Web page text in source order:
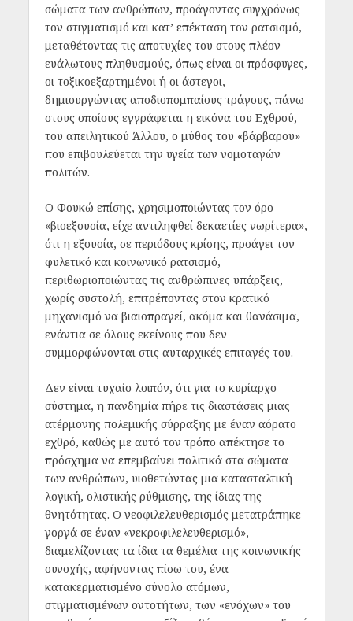
σώματα των ανθρώπων, προάγοντας συγχρόνως
τον στιγματισμό και κατ’ επέκταση τον ρατσισμό,
μεταθέτοντας τις αποτυχίες του στους πλέον
ευάλωτους πληθυσμούς, όπως είναι οι πρόσφυγες,
οι τοξικοεξαρτημένοι ή οι άστεγοι,
δημιουργώντας αποδιοπομπαίους τράγους, πάνω
στους οποίους εγγράφεται η εικόνα του Εχθρού,
του απειλητικού Άλλου, ο μύθος του «βάρβαρου»
που επιβουλεύεται την υγεία των νομοταγών
πολιτών.
Ο Φουκώ επίσης, χρησιμοποιώντας τον όρο
«βιοεξουσία, είχε αντιληφθεί δεκαετίες νωρίτερα»,
ότι η εξουσία, σε περιόδους κρίσης, προάγει τον
φυλετικό και κοινωνικό ρατσισμό,
περιθωριοποιώντας τις ανθρώπινες υπάρξεις,
χωρίς συστολή, επιτρέποντας στον κρατικό
μηχανισμό να βιαιοπραγεί, ακόμα και θανάσιμα,
ενάντια σε όλους εκείνους που δεν
συμμορφώνονται στις αυταρχικές επιταγές του.
Δεν είναι τυχαίο λοιπόν, ότι για το κυρίαρχο
σύστημα, η πανδημία πήρε τις διαστάσεις μιας
ατέρμονης πολεμικής σύρραξης με έναν αόρατο
εχθρό, καθώς με αυτό τον τρόπο απέκτησε το
πρόσχημα να επεμβαίνει πολιτικά στα σώματα
των ανθρώπων, υιοθετώντας μια κατασταλτική
λογική, ολιστικής ρύθμισης, της ίδιας της
θνητότητας. Ο νεοφιλελευθερισμός μετατράπηκε
γοργά σε έναν «νεκροφιλελευθερισμό»,
διαμελίζοντας τα ίδια τα θεμέλια της κοινωνικής
συνοχής, αφήνοντας πίσω του, ένα
κατακερματισμένο σύνολο ατόμων,
στιγματισμένων οντοτήτων, των «ενόχων» του